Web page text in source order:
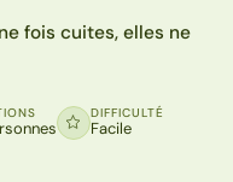
fois cuites, elles ne
DIFFICULTÉ
Facile